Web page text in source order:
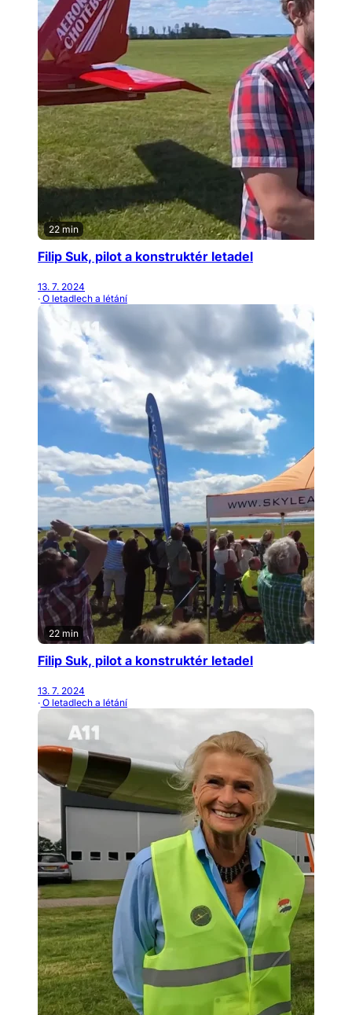
22 min
Filip Suk, pilot a konstruktér letadel
13. 7. 2024
· O letadlech a létání
22 min
Filip Suk, pilot a konstruktér letadel
13. 7. 2024
· O letadlech a létání